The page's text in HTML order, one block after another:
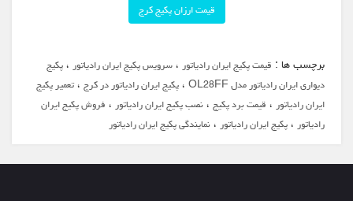
قیمت ارزان پکیج کرج
برچسب ها : قیمت پکیج ایران رادیاتور،سرویس پکیج ایران رادیاتور،پکیج
دیواری ایران رادیاتور مدل OL28FF
،پکیج ایران رادیاتور در کرج،تعمیر پکیج
ایران رادیاتور، قیمت برد پکیج،نصب پکیج ایران رادیاتور، فروش پکیج ایران
رادیاتور،پکیج ایران رادیاتور،نمایندگی پکیج ایران رادیاتور